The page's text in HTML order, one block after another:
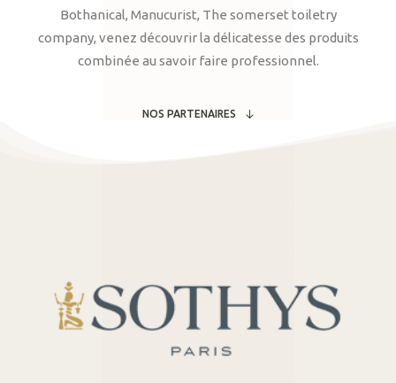
Bothanical, Manucurist, The somerset toiletry
company, venez découvrir la délicatesse des produits
combinée au savoir faire professionnel.
NOS PARTENAIRES